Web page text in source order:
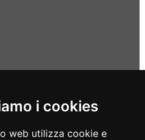
i cookies
web utilizza cookie e